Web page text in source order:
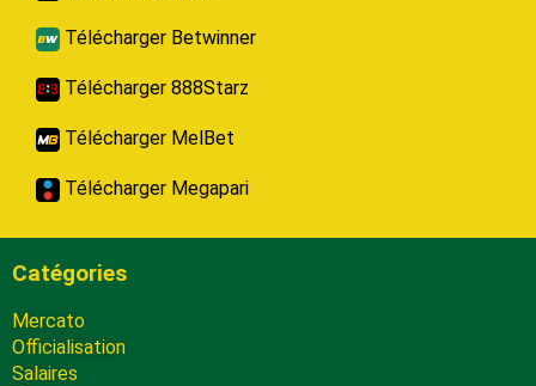
Télécharger Betwinner
Télécharger 888Starz
Télécharger MelBet
Télécharger Megapari
Catégories
Mercato
Officialisation
Salaires